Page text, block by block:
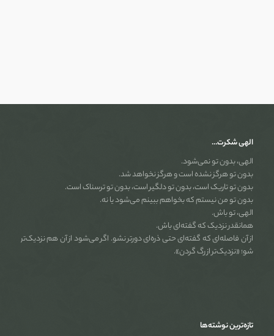
الهی شکرت…
الهی، بدون تو نمی‌شود.
بدون تو هرگز نشده است و هرگز نخواهد شد.
بدون تو تاریک است، بدون تو دلگیر است، بدون تو ترسناک است.
بدون تو من نیستم که بخواهم ببینم می‌شود یا نه.
الهی، تو باش.
همانقدر نزدیک که گفته‌ای باش.
از آن فاصله‌ای که گفته‌ای حتی ذره‌ای دورتر نشو. اگر می‌شود از آن هم نزدیک‌تر
شو؛ «نزدیک‌تر از رگ گردن».
تازه‌ترین نوشته‌ها